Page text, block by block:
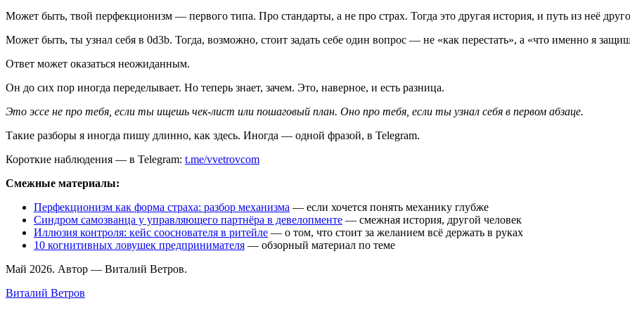
Может быть, твой перфекционизм — первого типа. Про стандарты, а не про страх. Тогда это другая история, и путь из неё
Может быть, ты узнал себя в 0d3b. Тогда, возможно, стоит задать себе один вопрос — не «как перестать», а «что именно я
Ответ может оказаться неожиданным.
Он до сих пор иногда переделывает. Но теперь знает, зачем. Это, наверное, и есть разница.
Это эссе не про тебя, если ты ищешь чек-лист или пошаговый план. Оно про тебя, если ты узнал себя в первом абзаце.
Такие разборы я иногда пишу длинно, как здесь. Иногда — одной фразой, в Telegram.
Короткие наблюдения — в Telegram: t.me/vvetrovcom
Смежные материалы:
Перфекционизм как форма страха: разбор механизма — если хочется понять механику глубже
Синдром самозванца у управляющего партнёра в девелопменте — смежная история, другой человек
Иллюзия контроля: кейс сооснователя в ритейле — о том, что стоит за желанием всё держать в руках
10 когнитивных ловушек предпринимателя — обзорный материал по теме
Май 2026. Автор — Виталий Ветров.
Виталий Ветров